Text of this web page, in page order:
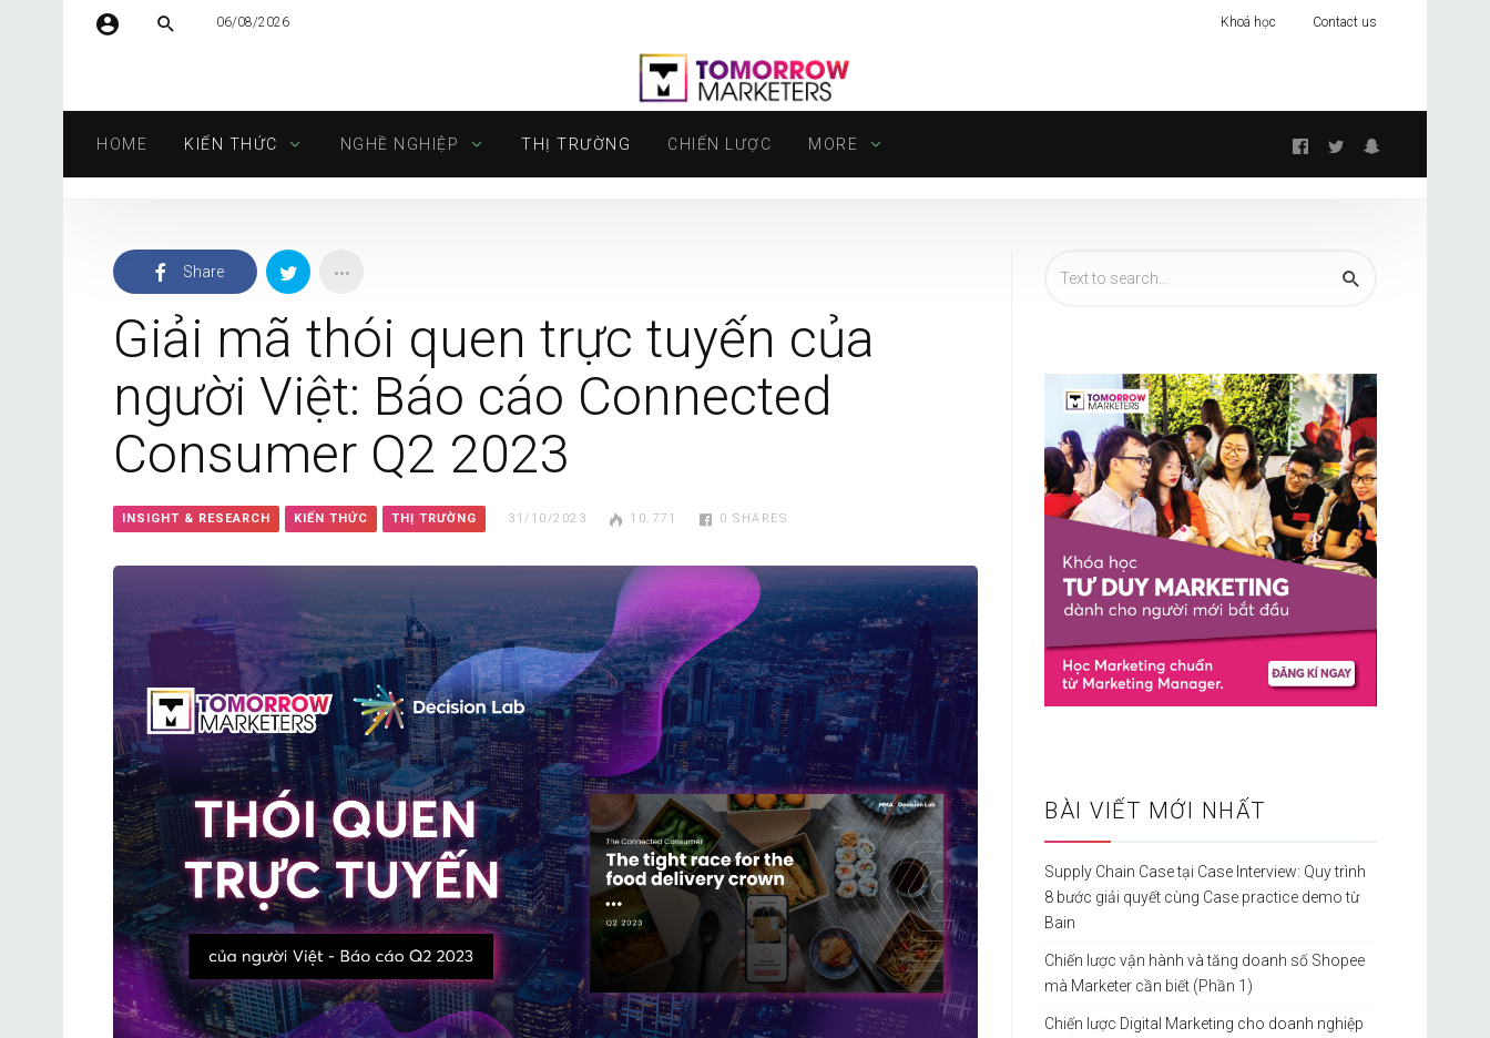
Mật khẩu
Tự động đăng nhập
06/08/2026 Khoá học Contact us
HOME KIẾN THỨC NGHỀ NGHIỆP THỊ TRƯỜNG CHIẾN LƯỢC MORE Follow
Share
Giải mã thói quen trực tuyến của
người Việt: Báo cáo Connected
Consumer Q2 2023
INSIGHT & RESEARCH KIẾN THỨC THỊ TRƯỜNG 31/10/2023 10.771 0 SHARES
BÀI VIẾT MỚI NHẤT
Supply Chain Case tại Case Interview: Quy trình
8 bước giải quyết cùng Case practice demo từ
Bain
Chiến lược vận hành và tăng doanh số Shopee
mà Marketer cần biết (Phần 1)
Chiến lược Digital Marketing cho doanh nghiệp